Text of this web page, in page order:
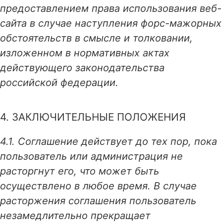
предоставлением права использования веб-
сайта в случае наступления форс-мажорных
обстоятельств в смысле и толковании,
изложенном в нормативных актах
действующего законодательства
российской федерации.
4. ЗАКЛЮЧИТЕЛЬНЫЕ ПОЛОЖЕНИЯ
4.1. Соглашение действует до тех пор, пока
пользователь или администрация не
расторгнут его, что может быть
осуществлено в любое время. В случае
расторжения соглашения пользователь
незамедлительно прекращает